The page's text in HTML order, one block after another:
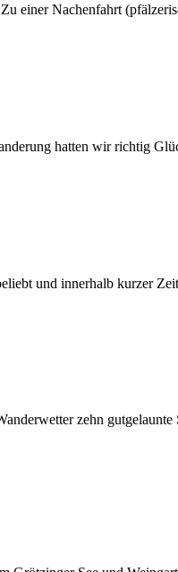
einer Nachenfahrt
hatten wir richtig
und innerhalb kurzer
zehn